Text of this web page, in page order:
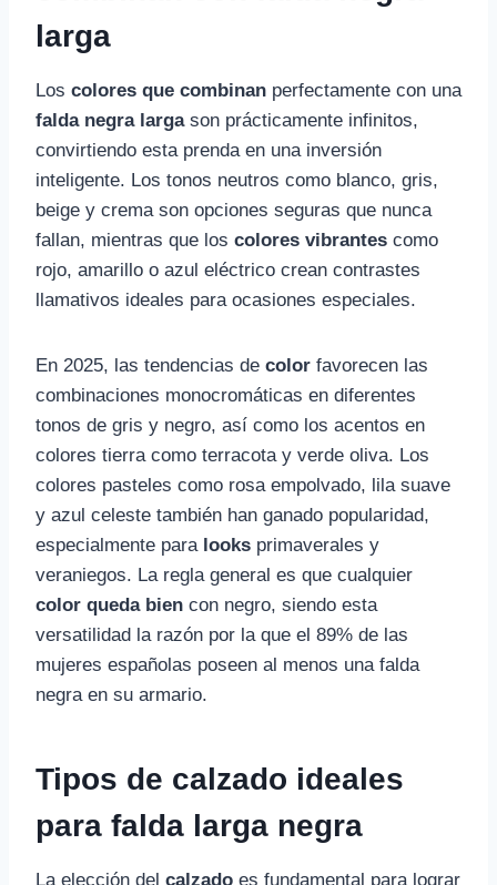
larga
Los colores que combinan perfectamente con una
falda negra largason prácticamente infinitos,
convirtiendo esta prenda en una inversión
inteligente. Los tonos neutros como blanco, gris,
beige y crema son opciones seguras que nunca
fallan, mientras que los colores vibrantes como
rojo, amarillo o azul eléctrico crean contrastes
llamativos ideales para ocasiones especiales.
En 2025, las tendencias de color favorecen las
combinaciones monocromáticas en diferentes
tonos de gris y negro, así como los acentos en
colores tierra como terracota y verde oliva. Los
colores pasteles como rosa empolvado, lila suave
y azul celeste también han ganado popularidad,
especialmente para looks primaverales y
veraniegos. La regla general es que cualquier
color queda bien con negro, siendo esta
versatilidad la razón por la que el 89% de las
mujeres españolas poseen al menos una falda
negra en su armario.
Tipos de calzado ideales
para falda larga negra
La elección del calzado es fundamental para lograr